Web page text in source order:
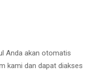
Anda akan otomatis
kami dan dapat diakses